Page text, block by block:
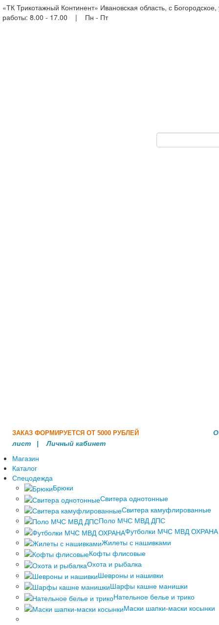
«ТК Трикотажный Континент» Ивановская область, с
работы: 8.00 - 17.00 | Пн - Пт
ЗАКАЗ ФОРМИРУЕТСЯ ОТ 5000 РУБЛЕЙ
О
лист |Личный кабинет
Магазин
Каталог
Спецодежда
Брюки
Свитера однотонные
Свитера камуфлированные
Поло МЧС МВД ДПС
Футболки МЧС МВД ОХРАНА
Жилеты с нашивками
Кофты флисовые
Охота и рыбалка
Шевроны и нашивки
Шарфы кашне манишки
Нательное белье и трико
Маски шапки-маски косынки